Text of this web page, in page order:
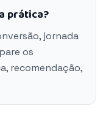
prática?
jornada
os
recomendação,